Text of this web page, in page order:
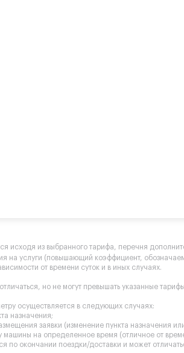
исходя из выбранного тарифа, перечня
на услуги (повышающий коэффициент,
от времени суток и в иных случаях.
но не могут превышать указанные
осуществляется в следующих случаях:
назначения;
заявки (изменение пункта назначения
на определенное время (отличное от
по окончании поездки/доставки и может